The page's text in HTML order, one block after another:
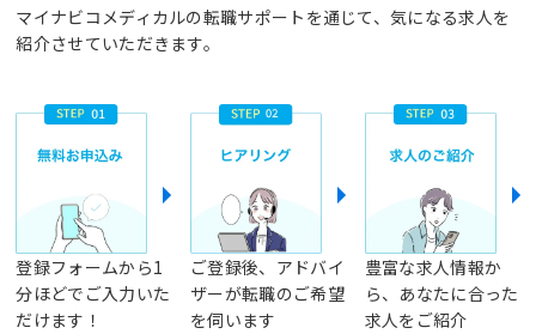
マイナビコメディカルの転職サポートを通じて、気になる求人を
紹介させていただきます。
登録フォームから1
分ほどでご入力いた
だけます！
ご登録後、アドバイ
ザーが転職のご希望
を伺います
豊富な求人情報か
ら、あなたに合った
求人をご紹介